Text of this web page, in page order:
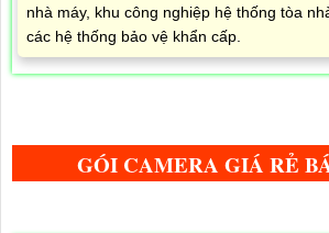
nhà máy, khu công nghiệp hệ thống tòa
các hệ thống bảo vệ khẩn cấp.
GÓI CAMERA GIÁ RẺ